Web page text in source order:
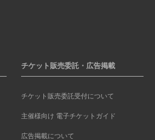
チケット販売委託・広告掲載
チケット販売委託受付について
主催様向け 電子チケットガイド
広告掲載について